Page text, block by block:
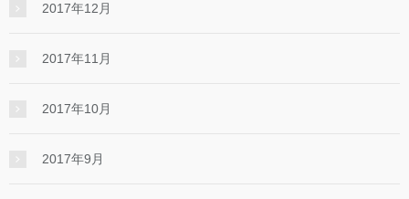
2017年12月
2017年11月
2017年10月
2017年9月